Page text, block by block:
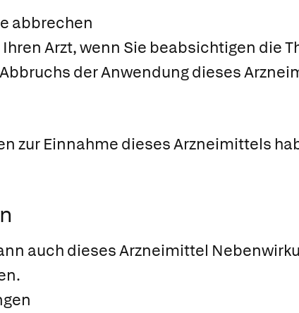
abbrechen
Arzt, wenn Sie beabsichtigen die
der Anwendung dieses
zur Einnahme dieses Arzneimittels
auch dieses Arzneimittel